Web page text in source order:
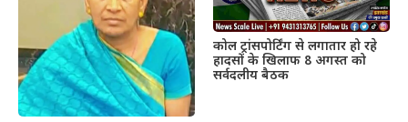
कोल ट्रांसपोर्टिंग से लगातार हो रहे
हादसों के खिलाफ 8 अगस्त को
सर्वदलीय बैठक